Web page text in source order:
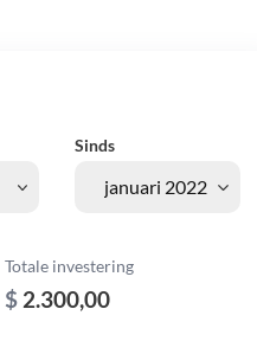
Sinds
Totale investering
$ 2.300,00